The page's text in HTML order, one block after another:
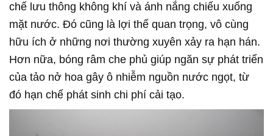
chế lưu thông không khí và ánh nắng chiếu xuống
mặt nước. Đó cũng là lợi thế quan trọng, vô cùng
hữu ích ở những nơi thường xuyên xảy ra hạn hán.
Hơn nữa, bóng râm che phủ giúp ngăn sự phát triển
của tảo nở hoa gây ô nhiễm nguồn nước ngọt, từ
đó hạn chế phát sinh chi phí cải tạo.